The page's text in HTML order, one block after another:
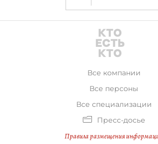
Все компании
Все персоны
Все специализации
Пресс-досье
Правила размещения